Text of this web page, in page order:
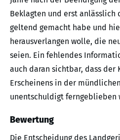
Beklagten und erst anlässlich
geltend gemacht habe und
herausverlangen wolle, die
seien. Ein fehlendes
auch daran sichtbar, dass der
Erscheinens in der
unentschuldigt ferngeblieben
Bewertung
Die Entscheidung des